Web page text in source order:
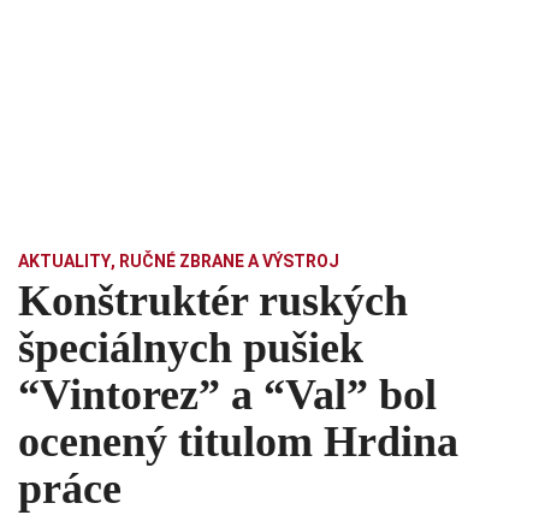
AKTUALITY, RUČNÉ ZBRANE A VÝSTROJ
Konštruktér ruských
špeciálnych pušiek
“Vintorez” a “Val” bol
ocenený titulom Hrdina
práce